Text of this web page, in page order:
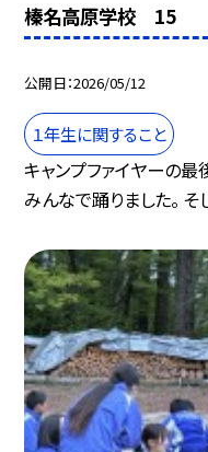
榛名高原学校 15
公開日 2026/05/12
１年生に関すること
キャンプファイヤーの
みんなで踊りました。 そ